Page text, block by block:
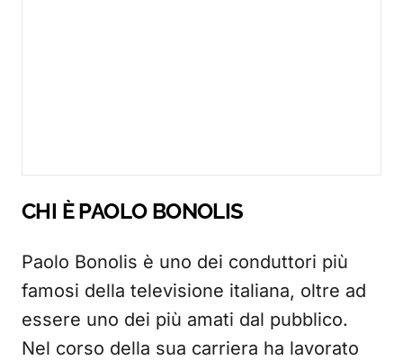
CHI È PAOLO BONOLIS
Paolo Bonolis è uno dei conduttori più
famosi della televisione italiana, oltre ad
essere uno dei più amati dal pubblico.
Nel corso della sua carriera ha lavorato